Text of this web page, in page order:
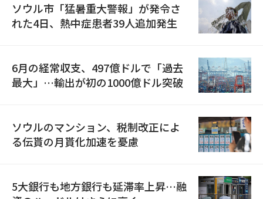
ソウル市「猛暑重大警報」が発令さ
れた4日、熱中症患者39人追加発生
6月の経常収支、497億ドルで「過去
最大」…輸出が初の1000億ドル突破
ソウルのマンション、税制改正によ
る伝貰の月貰化加速を憂慮
5大銀行も地方銀行も延滞率上昇…融